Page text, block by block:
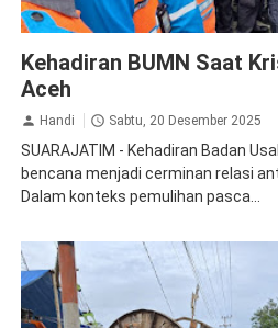
Kehadiran BUMN Saat
Aceh
Handi Sabtu, 20 Desember 2025
SUARAJATIM - Kehadiran Badan
bencana menjadi cerminan relasi
Dalam konteks pemulihan pasca...